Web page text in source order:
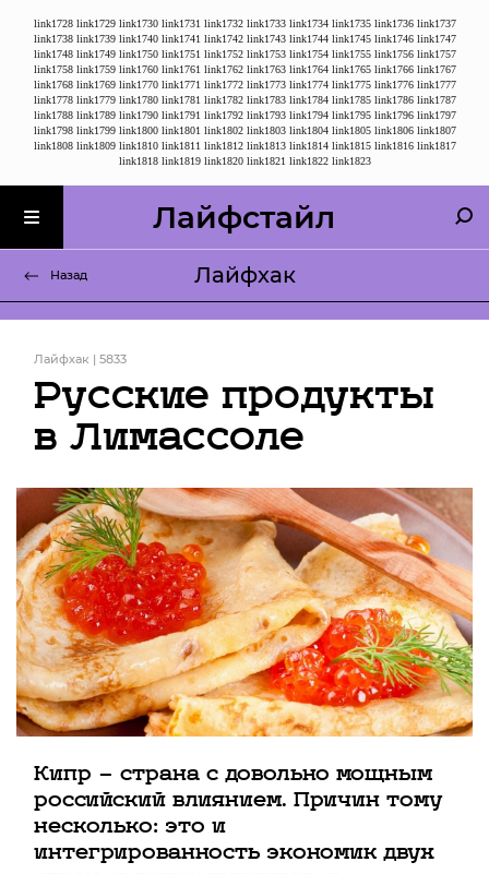
link1728 link1729 link1730 link1731 link1732 link1733 link1734 link1735 link1736 link1737
link1738 link1739 link1740 link1741 link1742 link1743 link1744 link1745 link1746 link1747
link1748 link1749 link1750 link1751 link1752 link1753 link1754 link1755 link1756 link1757
link1758 link1759 link1760 link1761 link1762 link1763 link1764 link1765 link1766 link1767
link1768 link1769 link1770 link1771 link1772 link1773 link1774 link1775 link1776 link1777
link1778 link1779 link1780 link1781 link1782 link1783 link1784 link1785 link1786 link1787
link1788 link1789 link1790 link1791 link1792 link1793 link1794 link1795 link1796 link1797
link1798 link1799 link1800 link1801 link1802 link1803 link1804 link1805 link1806 link1807
link1808 link1809 link1810 link1811 link1812 link1813 link1814 link1815 link1816 link1817
link1818 link1819 link1820 link1821 link1822 link1823
Лайфстайл
Назад Лайфхак
Лайфхак | 5833
Русские продукты
в Лимассоле
Кипр — страна с довольно мощным
российский влиянием. Причин тому
несколько: это и
интегрированность экономик двух